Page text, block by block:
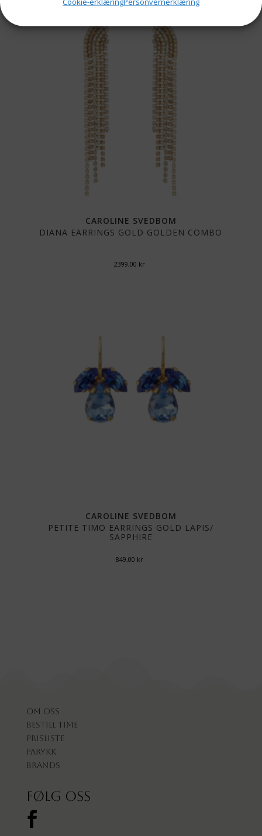
CAROLINE SVEDBOM
DIANA EARRINGS GOLD GOLDEN COMBO
2399,00 kr
CAROLINE SVEDBOM
PETITE TIMO EARRINGS GOLD LAPIS/
SAPPHIRE
849,00 kr
Om oss
Bestill time
Prisliste
Parykk
Brands
Følg oss